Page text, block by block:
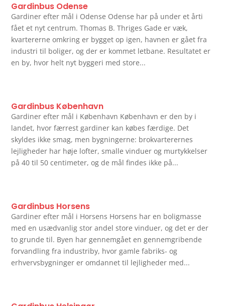
Gardinbus Odense
Gardiner efter mål i Odense Odense har på under et årti
fået et nyt centrum. Thomas B. Thriges Gade er væk,
kvartererne omkring er bygget op igen, havnen er gået fra
industri til boliger, og der er kommet letbane. Resultatet er
en by, hvor helt nyt byggeri med store...
Gardinbus København
Gardiner efter mål i København København er den by i
landet, hvor færrest gardiner kan købes færdige. Det
skyldes ikke smag, men bygningerne: brokvarterernes
lejligheder har høje lofter, smalle vinduer og murtykkelser
på 40 til 50 centimeter, og de mål findes ikke på...
Gardinbus Horsens
Gardiner efter mål i Horsens Horsens har en boligmasse
med en usædvanlig stor andel store vinduer, og det er der
to grunde til. Byen har gennemgået en gennemgribende
forvandling fra industriby, hvor gamle fabriks- og
erhvervsbygninger er omdannet til lejligheder med...